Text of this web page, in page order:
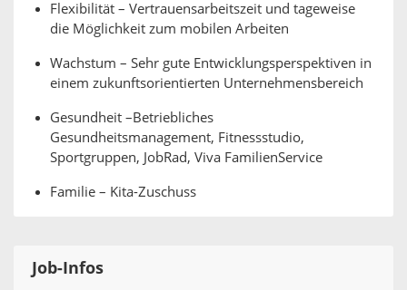
Flexibilität – Vertrauensarbeitszeit und tageweise
die Möglichkeit zum mobilen Arbeiten
Wachstum – Sehr gute Entwicklungsperspektiven in
einem zukunftsorientierten Unternehmensbereich
Gesundheit –Betriebliches
Gesundheitsmanagement, Fitnessstudio,
Sportgruppen, JobRad, Viva FamilienService
Familie – Kita-Zuschuss
Job-Infos